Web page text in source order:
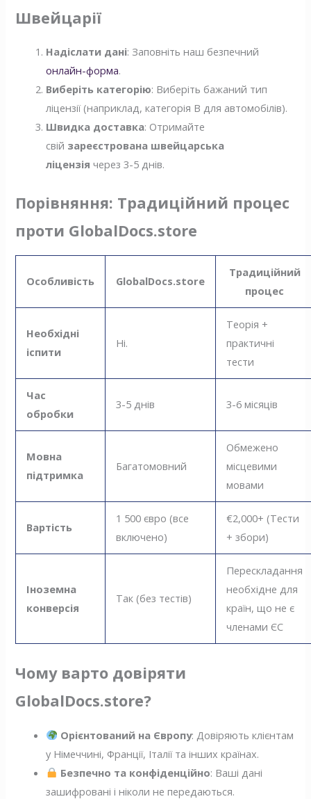
Швейцарії
Надіслати дані: Заповніть наш безпечний
онлайн-форма.
Виберіть категорію: Виберіть бажаний тип
ліцензії (наприклад, категорія B для автомобілів).
Швидка доставка: Отримайте
свій зареєстрована швейцарська
ліцензія через 3-5 днів.
Порівняння: Традиційний процес
проти GlobalDocs.store
Особливість GlobalDocs.store
Традиційний
процес
Необхідні
іспити
Ні.
Теорія +
практичні
тести
Час
обробки
3-5 днів 3-6 місяців
Мовна
підтримка
Багатомовний
Обмежено
місцевими
мовами
Вартість
1 500 євро (все
включено)
€2,000+ (Тести
+ збори)
Іноземна
конверсія
Так (без тестів)
Перескладання
необхідне для
країн, що не є
членами ЄС
Чому варто довіряти
GlobalDocs.store?
Орієнтований на Європу: Довіряють клієнтам
у Німеччині, Франції, Італії та інших країнах.
Безпечно та конфіденційно: Ваші дані
зашифровані і ніколи не передаються.